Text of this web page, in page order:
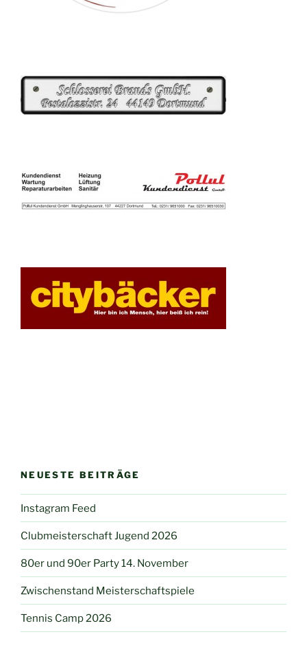
NEUESTE BEITRÄGE
Instagram Feed
Clubmeisterschaft Jugend 2026
80er und 90er Party 14. November
Zwischenstand Meisterschaftspiele
Tennis Camp 2026